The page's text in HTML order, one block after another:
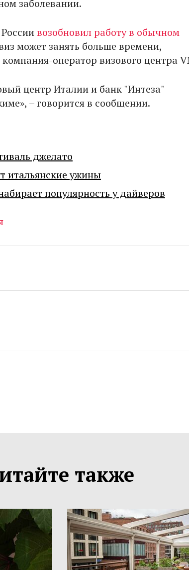
заболевании.
возобновил работу в обычном
может занять больше времени,
оператор визового центра
центр Италии и банк "Интеза"
– говорится в сообщении.
джелато
итальянские ужины
популярность у дайверов
также